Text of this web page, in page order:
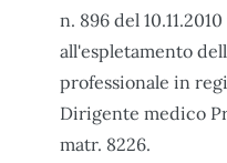
n. 896 del
all'espletamento
professionale in
Dirigente medico
matr. 8226.